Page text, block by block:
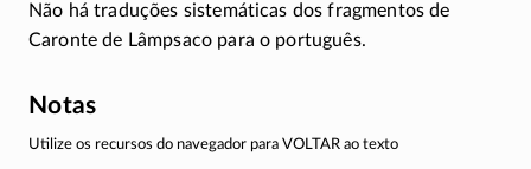
Não há traduções sistemáticas dos fragmentos de
Caronte de Lâmpsaco para o português.
Notas
Utilize os recursos do navegador para VOLTAR ao texto